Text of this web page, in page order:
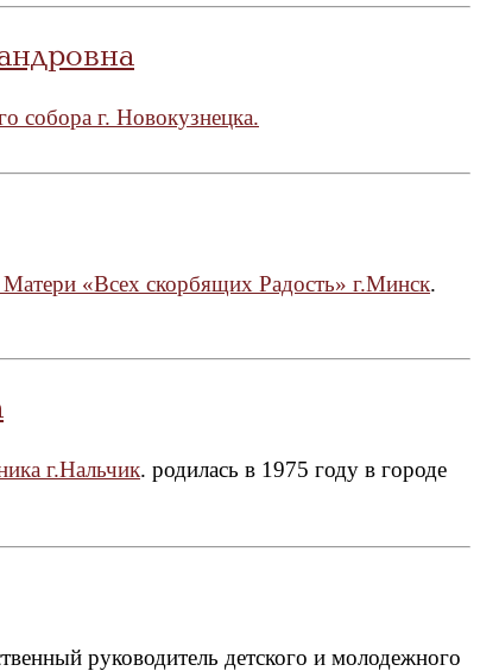
собора г. Новокузнецка.
«Всех скорбящих Радость» г.Минск.
г.Нальчик. родилась в 1975 году в городе
руководитель детского и молодежного